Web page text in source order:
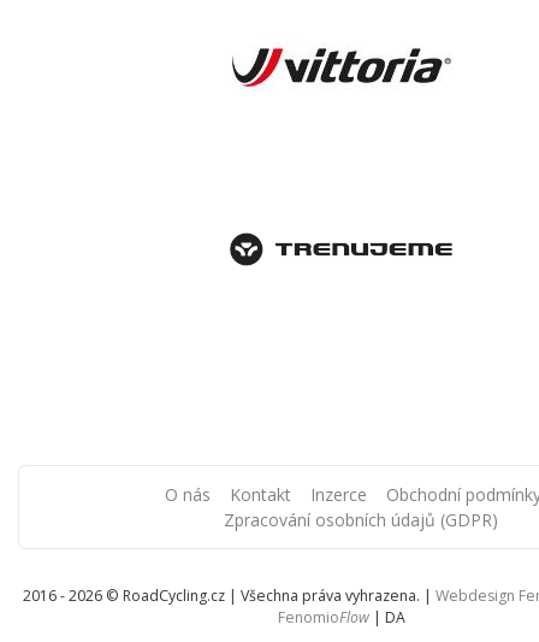
O nás Kontakt Inzerce
Obchodní
Zpracování osobních údajů (GDPR)
2016 - 2026 © RoadCycling.cz | Všechna práva vyhrazena. | Webdesign
FenomioFlow| DA